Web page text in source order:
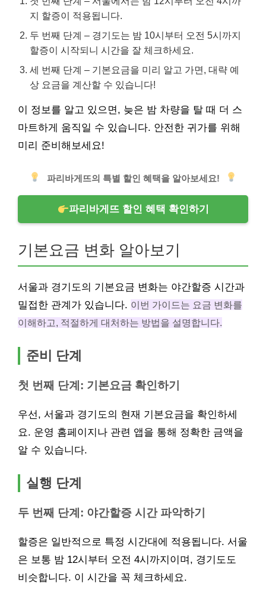
지 할증이 적용됩니다.
두 번째 단계 – 경기도는 밤 10시부터 오전 5시까지
할증이 시작되니 시간을 잘 체크하세요.
세 번째 단계 – 기본요금을 미리 알고 가면, 대략 예
상 요금을 계산할 수 있습니다!
이 정보를 알고 있으면, 늦은 밤 차량을 탈 때 더 스
마트하게 움직일 수 있습니다. 안전한 귀가를 위해
미리 준비해보세요!
파리바게뜨의 특별 할인 혜택을 알아보세요!
파리바게뜨 할인 혜택 확인하기
기본요금 변화 알아보기
서울과 경기도의 기본요금 변화는 야간할증 시간과
밀접한 관계가 있습니다. 이번 가이드는 요금 변화를
이해하고, 적절하게 대처하는 방법을 설명합니다.
준비 단계
첫 번째 단계: 기본요금 확인하기
우선, 서울과 경기도의 현재 기본요금을 확인하세
요. 운영 홈페이지나 관련 앱을 통해 정확한 금액을
알 수 있습니다.
실행 단계
두 번째 단계: 야간할증 시간 파악하기
할증은 일반적으로 특정 시간대에 적용됩니다. 서울
은 보통 밤 12시부터 오전 4시까지이며, 경기도도
비슷합니다. 이 시간을 꼭 체크하세요.